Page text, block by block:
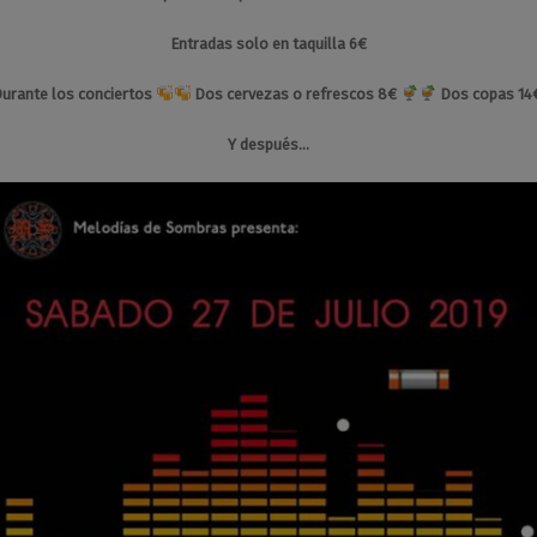
Entradas solo en taquilla 6€
los conciertos Dos cervezas o refrescos 8€ Dos copas
Y después…